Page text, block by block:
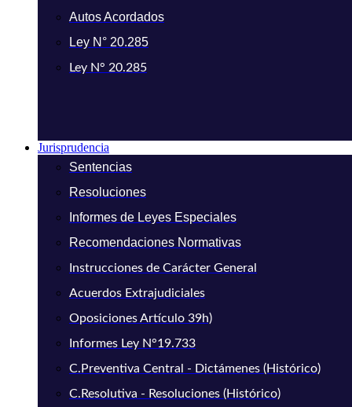
Autos Acordados
Ley N° 20.285
Ley N° 20.285
Jurisprudencia
Sentencias
Resoluciones
Informes de Leyes Especiales
Recomendaciones Normativas
Instrucciones de Carácter General
Acuerdos Extrajudiciales
Oposiciones Artículo 39h)
Informes Ley N°19.733
C.Preventiva Central - Dictámenes (Histórico)
C.Resolutiva - Resoluciones (Histórico)